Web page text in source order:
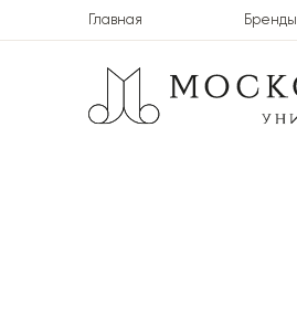
Главная Бренды